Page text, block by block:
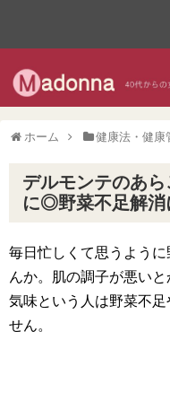
ホーム 健康法・健康
デルモンテのあ
に◎野菜不足解消
毎日忙しくて思うよう
んか。肌の調子が悪い
気味という人は野菜不
せん。